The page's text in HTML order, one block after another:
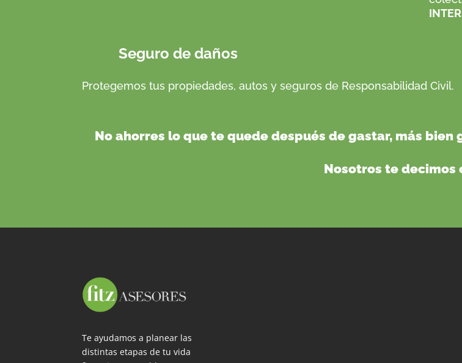
Seguro de daños
Protegemos tus propiedades, autos y seguros de Responsabilidad Civil.
No ahorres lo que te quede después de gastar, más
Nosotros te decimos
Te ayudamos a planear las
distintas etapas de tu vida